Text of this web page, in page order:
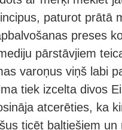
paturot prātā
preses
pārstāvjiem
varoņus viņš labi
tiek izcelta divos
atcerēties, ka
ticēt baltiešiem un